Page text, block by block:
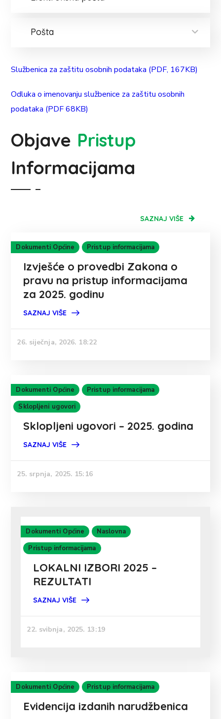
Pošta
Službenica za zaštitu osobnih podataka (PDF, 167KB)
Odluka o imenovanju službenice za zaštitu osobnih
podataka (PDF 68KB)
Objave Pristup
Informacijama
SAZNAJ VIŠE
Dokumenti Općine Pristup informacijama
Izvješće o provedbi Zakona o
pravu na pristup informacijama
za 2025. godinu
SAZNAJ VIŠE
26. siječnja, 2026. 18:22
Dokumenti Općine
Pristup informacijama
Sklopljeni ugovori
Sklopljeni ugovori – 2025. godina
SAZNAJ VIŠE
25. srpnja, 2025. 15:16
Dokumenti Općine
Naslovna
Pristup informacijama
LOKALNI IZBORI 2025 –
REZULTATI
SAZNAJ VIŠE
22. svibnja, 2025. 13:19
Dokumenti Općine Pristup informacijama
Evidencija izdanih narudžbenica